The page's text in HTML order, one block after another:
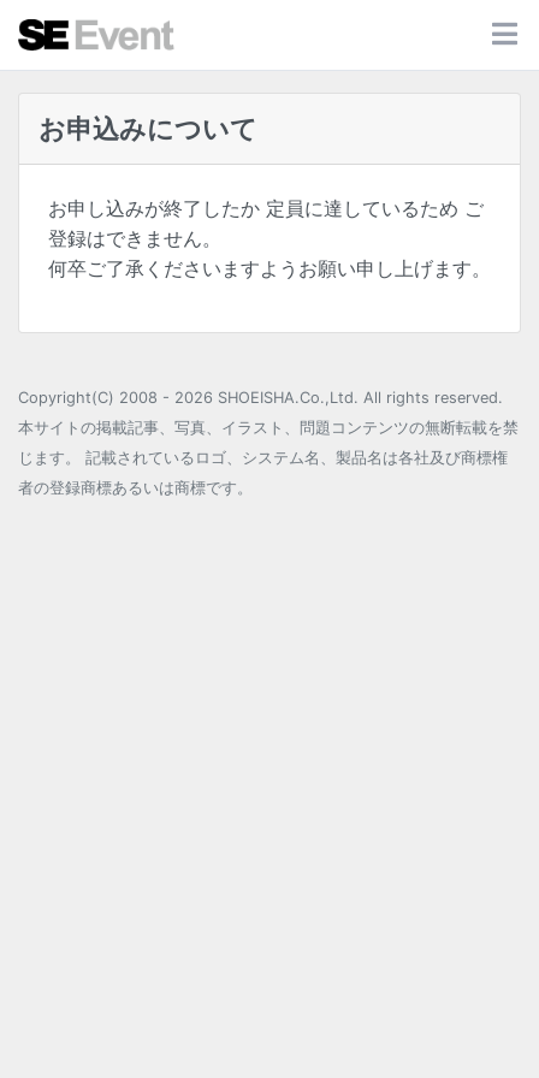
お申込みについて
お申し込みが終了したか 定員に達しているため ご
登録はできません。
何卒ご了承くださいますようお願い申し上げます。
Copyright(C) 2008 - 2026 SHOEISHA.Co.,Ltd. All rights reserved.
本サイトの掲載記事、写真、イラスト、問題コンテンツの無断転載を禁
じます。 記載されているロゴ、システム名、製品名は各社及び商標権
者の登録商標あるいは商標です。